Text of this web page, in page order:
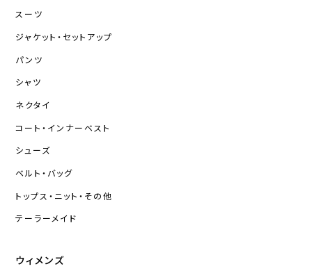
スーツ
ジャケット・セットアップ
パンツ
シャツ
ネクタイ
コート・インナーベスト
シューズ
ベルト・バッグ
トップス・ニット・その他
テーラーメイド
ウィメンズ